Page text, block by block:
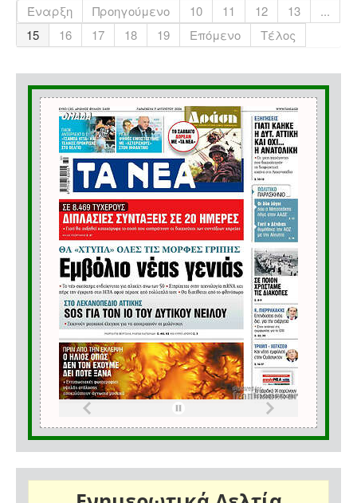
Έναρξη Προηγούμενο 10 11 12 13
...
15
16 17 18 19 Επόμενο Τέλος